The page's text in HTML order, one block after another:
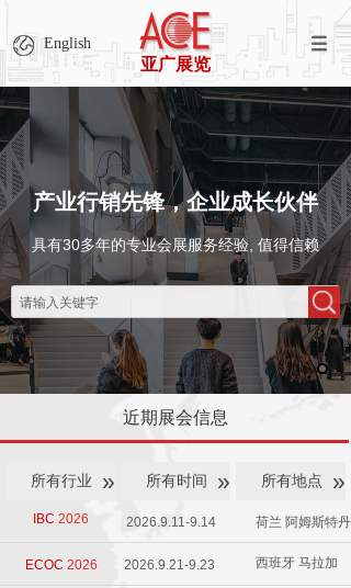
亚广展览
English
具有30多年的专业会展服务经验, 值得信赖
产业行销先锋，企业成长伙伴
西班牙 马拉加
2026.9.21-9.23
ECOC 2026
所有行业 » 所有时间 » 所有地点 »
荷兰 阿姆斯特丹
2026.9.11-9.14
IBC 2026
近期展会信息